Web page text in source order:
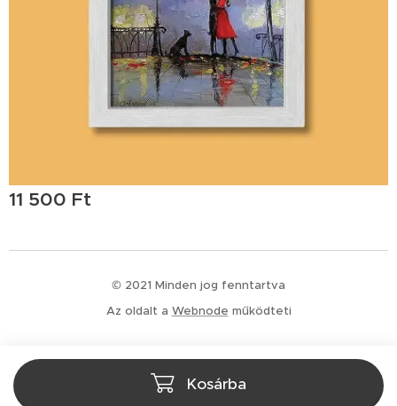
11 500 Ft
Kosárba
© 2021 Minden jog fenntartva
Az oldalt a Webnode működteti